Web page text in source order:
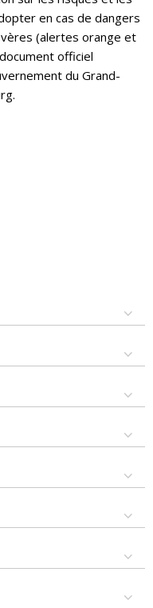
en cas de dangers
(alertes orange et
officiel
du Grand-